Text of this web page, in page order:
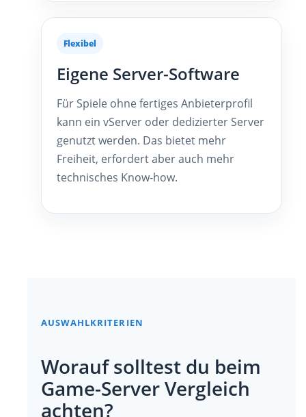
Flexibel
Eigene Server-Software
Für Spiele ohne fertiges Anbieterprofil
kann ein vServer oder dedizierter Server
genutzt werden. Das bietet mehr
Freiheit, erfordert aber auch mehr
technisches Know-how.
AUSWAHLKRITERIEN
Worauf solltest du beim
Game-Server Vergleich
achten?